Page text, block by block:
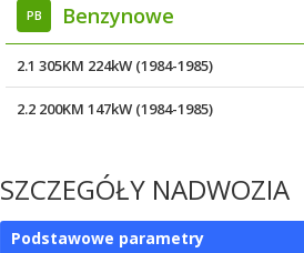
PB Benzynowe
2.1 305KM 224kW (1984-1985)
2.2 200KM 147kW (1984-1985)
SZCZEGÓŁY NADWOZIA
Podstawowe parametry